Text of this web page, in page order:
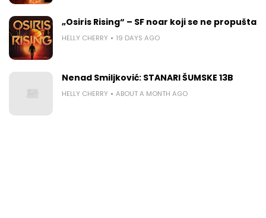
„Osiris Rising“ – SF noar koji se ne propušta
HELLY CHERRY 19 DAYS AGO
Nenad Smiljković: STANARI ŠUMSKE 13B
HELLY CHERRY ABOUT A MONTH AGO